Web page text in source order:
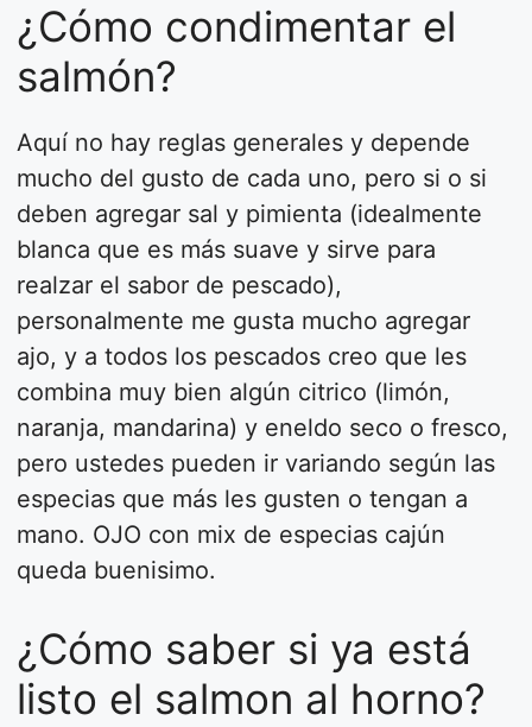
¿Cómo condimentar el
salmón?
Aquí no hay reglas generales y depende
mucho del gusto de cada uno, pero si o si
deben agregar sal y pimienta (idealmente
blanca que es más suave y sirve para
realzar el sabor de pescado),
personalmente me gusta mucho agregar
ajo, y a todos los pescados creo que les
combina muy bien algún citrico (limón,
naranja, mandarina) y eneldo seco o fresco,
pero ustedes pueden ir variando según las
especias que más les gusten o tengan a
mano. OJO con mix de especias cajún
queda buenisimo.
¿Cómo saber si ya está
listo el salmon al horno?